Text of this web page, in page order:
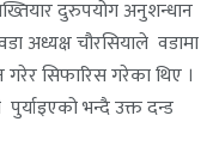
दुरुपयोग अनुशन्धान
अध्यक्ष चौरसियाले वडामा
गरेर सिफारिस गरेका थिए ।
पुर्याइएको भन्दै उक्त दन्ड